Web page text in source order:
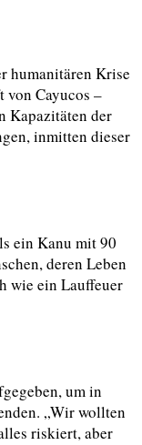
humanitären Krise
von Cayucos –
Kapazitäten der
inmitten dieser
ein Kanu mit 90
deren Leben
wie ein Lauffeuer
um in
„Wir wollten
riskiert, aber